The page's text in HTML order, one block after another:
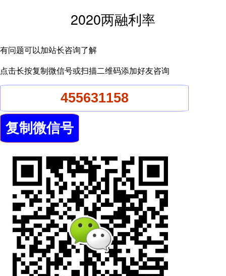
2020两融利率
有问题可以加站长咨询了解
点击长按复制微信号或扫描二维码添加好友咨询